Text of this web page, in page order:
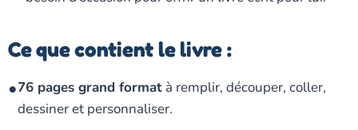
Ce que contient le livre :
•76 pages grand format à remplir, découper, coller,
dessiner et personnaliser.